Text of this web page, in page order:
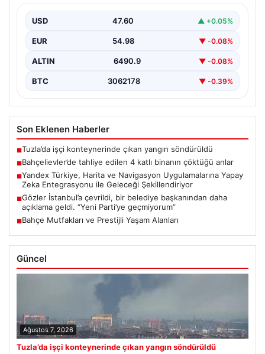
Detayları ve Güvenlik Önlemleri", "content": "İstanbul'un
Bahçelievler…
USD 47.60 ▲ +0.05%
EUR 54.98 ▼ -0.08%
ALTIN 6490.9 ▼ -0.08%
BTC 3062178 ▼ -0.39%
Son Eklenen Haberler
■Tuzla’da işçi konteynerinde çıkan yangın söndürüldü
■Bahçelievler’de tahliye edilen 4 katlı binanın çöktüğü anlar
■Yandex Türkiye, Harita ve Navigasyon Uygulamalarına Yapay
Zeka Entegrasyonu ile Geleceği Şekillendiriyor
■Gözler İstanbul’a çevrildi, bir belediye başkanından daha
açıklama geldi. “Yeni Parti’ye geçmiyorum”
■Bahçe Mutfakları ve Prestijli Yaşam Alanları
Güncel
Ağustos 7, 2026
Tuzla’da işçi konteynerinde çıkan yangın söndürüldü